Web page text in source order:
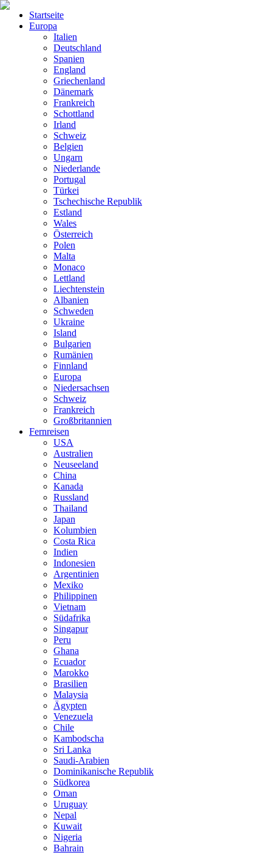
Startseite
Europa
Italien
Deutschland
Spanien
England
Griechenland
Dänemark
Frankreich
Schottland
Irland
Schweiz
Belgien
Ungarn
Niederlande
Portugal
Türkei
Tschechische Republik
Estland
Wales
Österreich
Polen
Malta
Monaco
Lettland
Liechtenstein
Albanien
Schweden
Ukraine
Island
Bulgarien
Rumänien
Finnland
Europa
Niedersachsen
Schweiz
Frankreich
Großbritannien
Fernreisen
USA
Australien
Neuseeland
China
Kanada
Russland
Thailand
Japan
Kolumbien
Costa Rica
Indien
Indonesien
Argentinien
Mexiko
Philippinen
Vietnam
Südafrika
Singapur
Peru
Ghana
Ecuador
Marokko
Brasilien
Malaysia
Ägypten
Venezuela
Chile
Kambodscha
Sri Lanka
Saudi-Arabien
Dominikanische Republik
Südkorea
Oman
Uruguay
Nepal
Kuwait
Nigeria
Bahrain